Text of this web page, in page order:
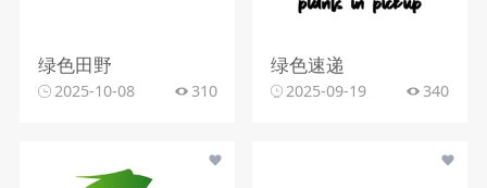
绿色田野
2025-10-08 310
绿色速递
2025-09-19 340